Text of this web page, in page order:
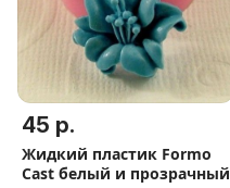
45 р.
Жидкий пластик Formo
Cast белый и прозрачный